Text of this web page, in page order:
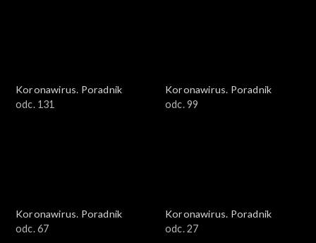
Koronawirus. Poradnik
odc. 131
Koronawirus. Poradnik
odc. 99
Koronawirus. Poradnik
odc. 67
Koronawirus. Poradnik
odc. 27